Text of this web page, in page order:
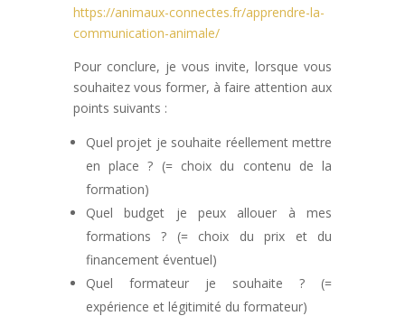
https://animaux-connectes.fr/apprendre-la-
communication-animale/
Pour conclure, je vous invite, lorsque vous
souhaitez vous former, à faire attention aux
points suivants :
Quel projet je souhaite réellement mettre
en place ? (= choix du contenu de la
formation)
Quel budget je peux allouer à mes
formations ? (= choix du prix et du
financement éventuel)
Quel formateur je souhaite ? (=
expérience et légitimité du formateur)